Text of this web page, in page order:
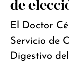
de
El Doctor
Servicio de
Digestivo